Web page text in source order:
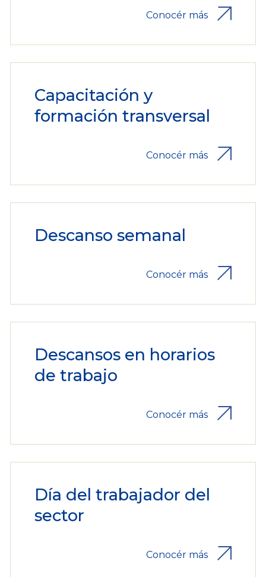
Conocér más
Capacitación y
formación transversal
Conocér más
Descanso semanal
Conocér más
Descansos en horarios
de trabajo
Conocér más
Día del trabajador del
sector
Conocér más